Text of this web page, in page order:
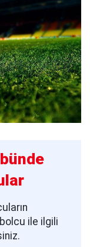
ile ilgili